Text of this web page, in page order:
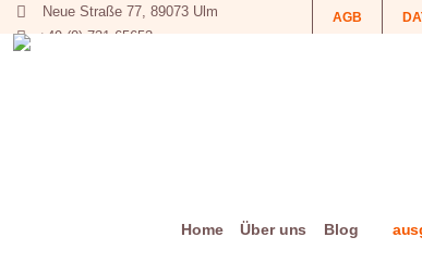
AGB
Neue Straße 77, 89073 Ulm
+49 (0) 731 65653
Home Über uns Blog